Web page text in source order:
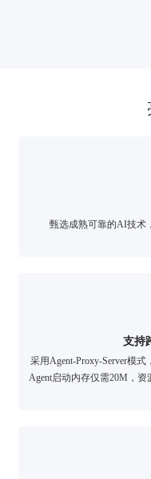
甄选成熟可靠的AI技术
支持
采用Agent-Proxy-Server模
Agent启动内存仅需20M，资